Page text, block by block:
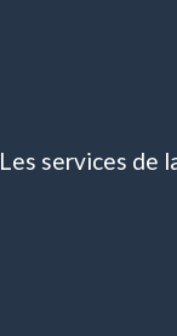
Les services de